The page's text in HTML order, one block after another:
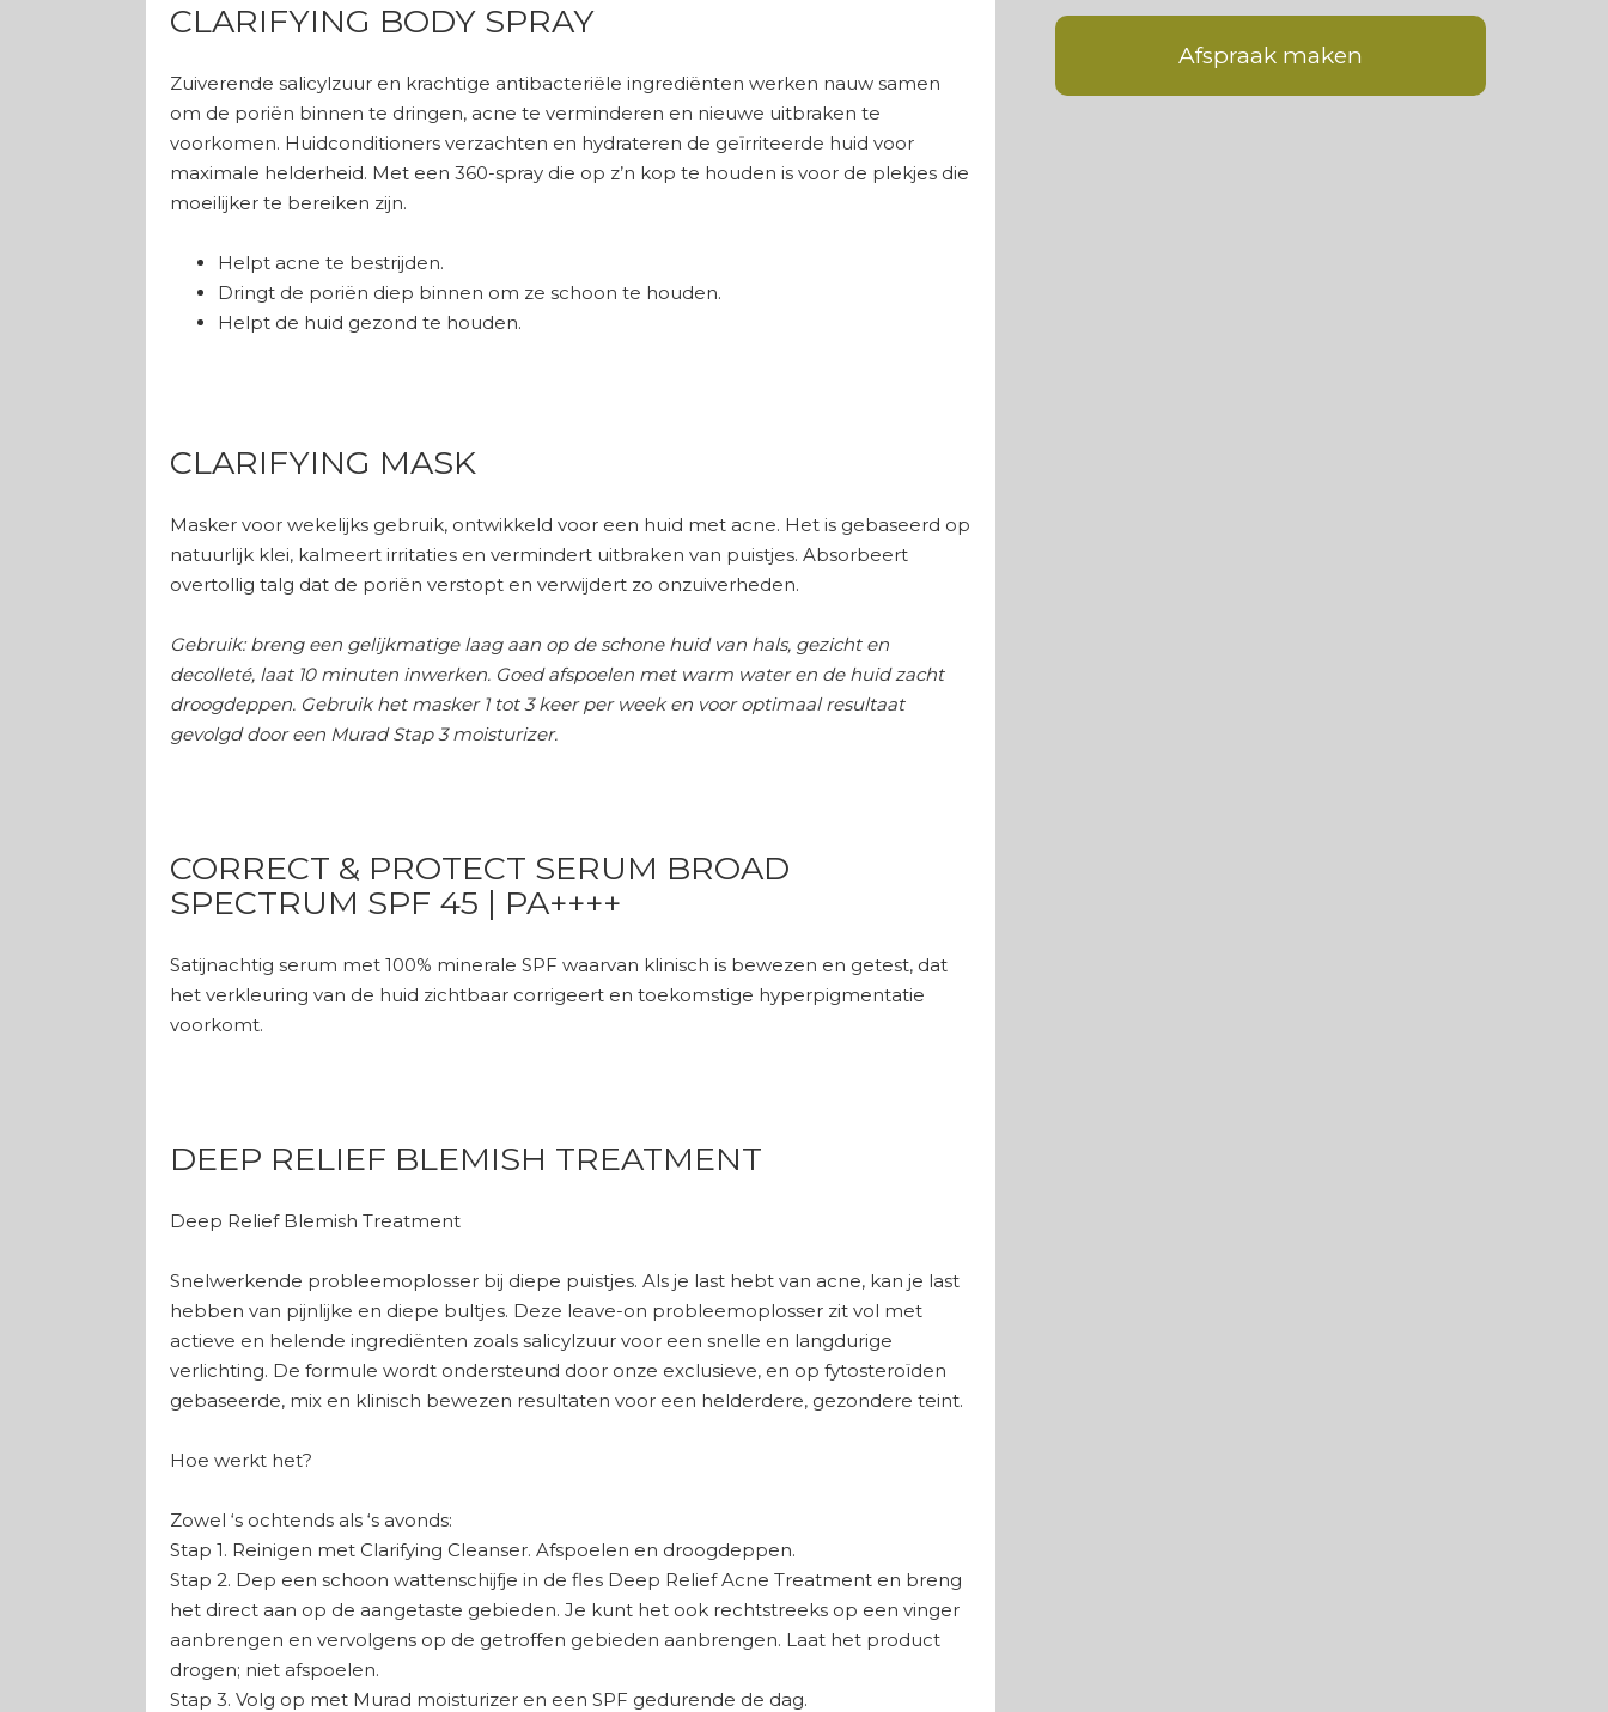
CLARIFYING BODY SPRAY
Zuiverende salicylzuur en krachtige antibacteriële ingrediënten werken nauw samen
om de poriën binnen te dringen, acne te verminderen en nieuwe uitbraken te
voorkomen. Huidconditioners verzachten en hydrateren de geïrriteerde huid voor
maximale helderheid. Met een 360-spray die op z’n kop te houden is voor de plekjes die
moeilijker te bereiken zijn.
Helpt acne te bestrijden.
Dringt de poriën diep binnen om ze schoon te houden.
Helpt de huid gezond te houden.
CLARIFYING MASK
Masker voor wekelijks gebruik, ontwikkeld voor een huid met acne. Het is gebaseerd op
natuurlijk klei, kalmeert irritaties en vermindert uitbraken van puistjes. Absorbeert
overtollig talg dat de poriën verstopt en verwijdert zo onzuiverheden.
Gebruik: breng een gelijkmatige laag aan op de schone huid van hals, gezicht en
decolleté, laat 10 minuten inwerken. Goed afspoelen met warm water en de huid zacht
droogdeppen. Gebruik het masker 1 tot 3 keer per week en voor optimaal resultaat
gevolgd door een Murad Stap 3 moisturizer.
CORRECT & PROTECT SERUM BROAD
SPECTRUM SPF 45 | PA++++
Satijnachtig serum met 100% minerale SPF waarvan klinisch is bewezen en getest, dat
het verkleuring van de huid zichtbaar corrigeert en toekomstige hyperpigmentatie
voorkomt.
DEEP RELIEF BLEMISH TREATMENT
Deep Relief Blemish Treatment
Snelwerkende probleemoplosser bij diepe puistjes. Als je last hebt van acne, kan je last
hebben van pijnlijke en diepe bultjes. Deze leave-on probleemoplosser zit vol met
actieve en helende ingrediënten zoals salicylzuur voor een snelle en langdurige
verlichting. De formule wordt ondersteund door onze exclusieve, en op fytosteroïden
gebaseerde, mix en klinisch bewezen resultaten voor een helderdere, gezondere teint.
Hoe werkt het?
Zowel ‘s ochtends als ‘s avonds:
Stap 1. Reinigen met Clarifying Cleanser. Afspoelen en droogdeppen.
Stap 2. Dep een schoon wattenschijfje in de fles Deep Relief Acne Treatment en breng
het direct aan op de aangetaste gebieden. Je kunt het ook rechtstreeks op een vinger
aanbrengen en vervolgens op de getroffen gebieden aanbrengen. Laat het product
drogen; niet afspoelen.
Stap 3. Volg op met Murad moisturizer en een SPF gedurende de dag.
Afspraak maken